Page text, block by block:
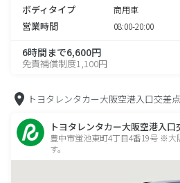
ボディタイプ 商用車
営業時間 08:00-20:00
6時間まで6,600円
免責補償制度1,100円
トヨタレンタカー大阪空港入口交差
トヨタレンタカー大阪空港入口
豊中市蛍池東町4丁目4番19号 ※大
す。